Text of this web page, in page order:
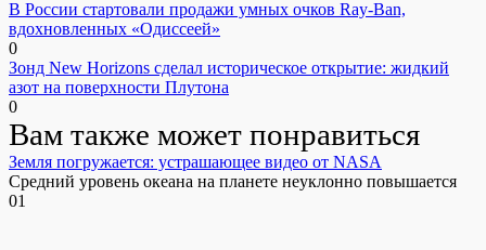
В России стартовали продажи умных очков Ray-Ban,
вдохновленных «Одиссеей»
0
Зонд New Horizons сделал историческое открытие: жидкий
азот на поверхности Плутона
0
Вам также может понравиться
Земля погружается: устрашающее видео от NASA
Средний уровень океана на планете неуклонно повышается
01